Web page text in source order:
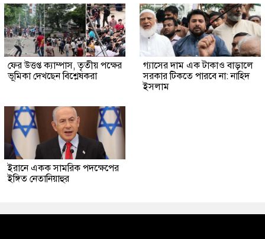
ফের উত্তপ্ত ক্যাম্পাস, তৃতীয় পক্ষের
ভূমিকা দেখছেন বিশ্লেষকরা
গ্যাসের দাম এক টাকাও বাড়ালে
সরকার টিকতে পারবে না: নাহিদ
ইসলাম
ইরানে একক সামরিক পদক্ষেপের
ইঙ্গিত নেতানিয়াহুর